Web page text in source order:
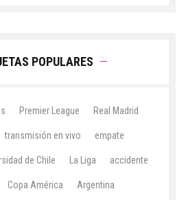
POPULARES
Premier League Real Madrid
transmisión en vivo empate
de Chile La Liga accidente
Copa América Argentina